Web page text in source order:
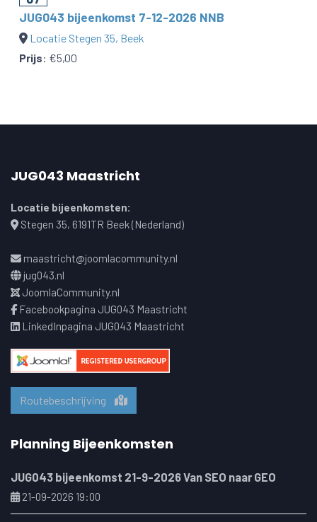
JUG043 bijeenkomst 7-12-2026 NNB
Locatie Stegen 35, Beek
Prijs: €5,00
JUG043 Maastricht
Locatie bijeenkomsten:
Stegen 35, 6191TR Beek (Nederland)
maastricht@joomlacommunity.nl
jug043.nl
JoomlaCommunity.nl
Facebookpagina JUG043 Maastricht
LinkedInpagina JUG043 Maastricht
Routebeschrijving
Planning Bijeenkomsten
JUG043 bijeenkomst 21-9-2026 Van SEO naar GEO
21-09-2026 19:00